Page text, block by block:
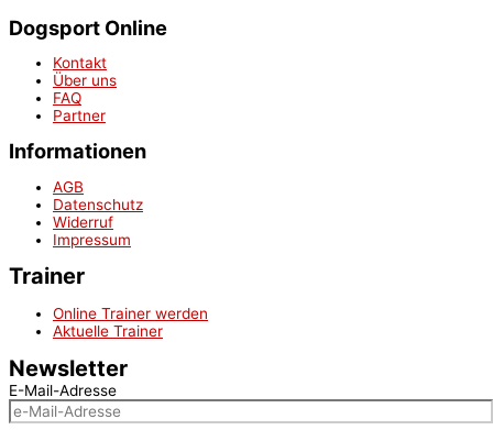
Dogsport Online
Kontakt
Über uns
FAQ
Partner
Informationen
AGB
Datenschutz
Widerruf
Impressum
Trainer
Online Trainer werden
Aktuelle Trainer
Newsletter
E-Mail-Adresse